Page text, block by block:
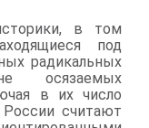
в том
под
радикальных
осязаемых
в их число
считают